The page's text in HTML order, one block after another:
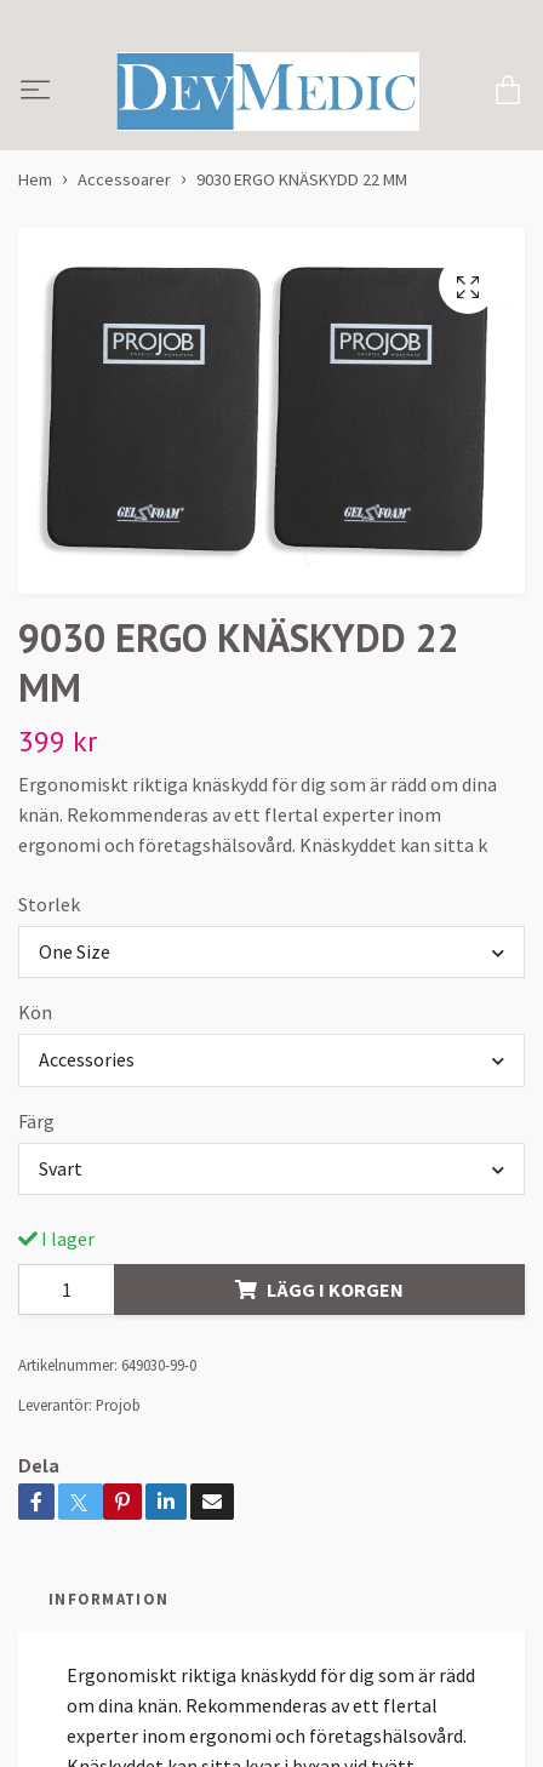
Hem Accessoarer 9030 ERGO KNÄSKYDD 22 MM
9030 ERGO KNÄSKYDD 22
MM
399 kr
Ergonomiskt riktiga knäskydd för dig som är rädd om dina
knän. Rekommenderas av ett flertal experter inom
ergonomi och företagshälsovård. Knäskyddet kan sitta k
Storlek
One Size
Kön
Accessories
Färg
Svart
I lager
LÄGG I KORGEN
Artikelnummer: 649030-99-0
Leverantör: Projob
Dela
INFORMATION
Ergonomiskt riktiga knäskydd för dig som är rädd
om dina knän. Rekommenderas av ett flertal
experter inom ergonomi och företagshälsovård.